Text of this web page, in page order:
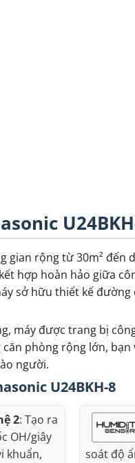
gian rộng từ 30m²
hợp hoàn hảo giữa
sở hữu thiết kế
máy được trang bị
phòng rộng lớn,
người.
U24BKH-8
2: Tạo ra
OH/giây
khuẩn,
soát độ